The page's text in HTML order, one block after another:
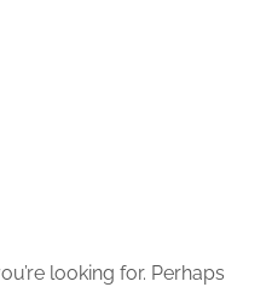
looking for. Perhaps